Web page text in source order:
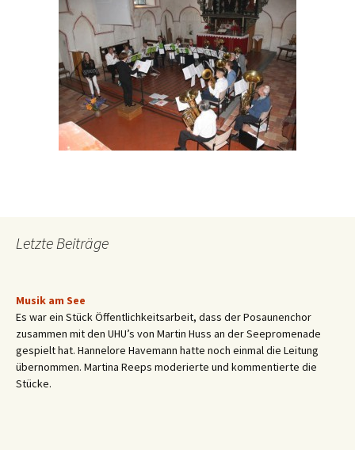
Letzte Beiträge
Musik am See
Es war ein Stück Öffentlichkeitsarbeit, dass der Posaunenchor
zusammen mit den UHU’s von Martin Huss an der Seepromenade
gespielt hat. Hannelore Havemann hatte noch einmal die Leitung
übernommen. Martina Reeps moderierte und kommentierte die
Stücke.